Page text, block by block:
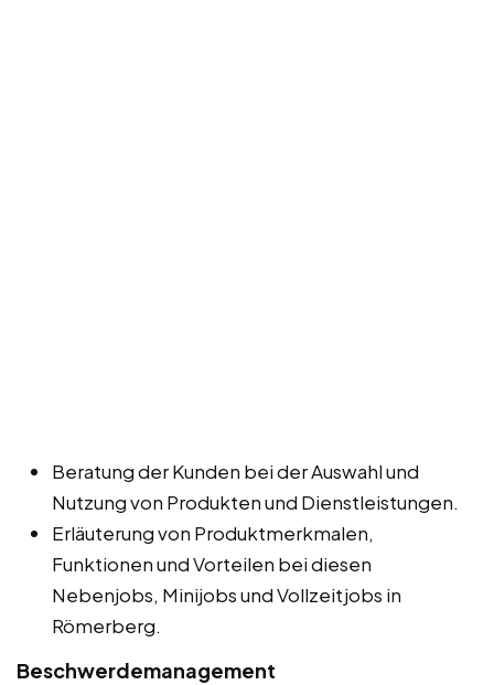
Beratung der Kunden bei der Auswahl und
Nutzung von Produkten und Dienstleistungen.
Erläuterung von Produktmerkmalen,
Funktionen und Vorteilen bei diesen
Nebenjobs, Minijobs und Vollzeitjobs in
Römerberg.
Beschwerdemanagement